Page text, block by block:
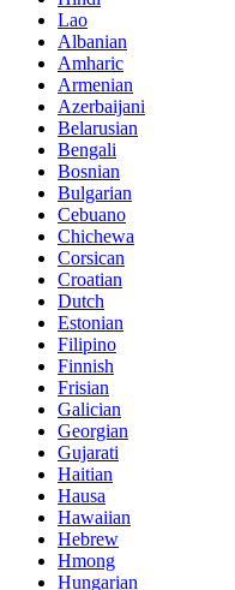
Lao
Albanian
Amharic
Armenian
Azerbaijani
Belarusian
Bengali
Bosnian
Bulgarian
Cebuano
Chichewa
Corsican
Croatian
Dutch
Estonian
Filipino
Finnish
Frisian
Galician
Georgian
Gujarati
Haitian
Hausa
Hawaiian
Hebrew
Hmong
Hungarian